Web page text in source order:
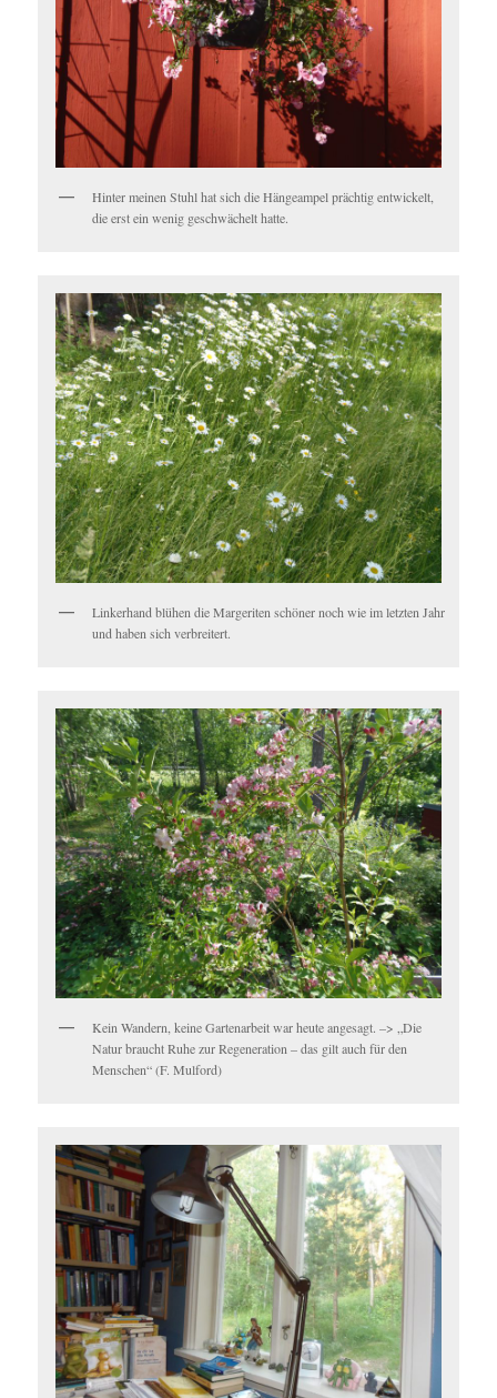
Hinter meinen Stuhl hat sich die Hängeampel prächtig entwickelt,
die erst ein wenig geschwächelt hatte.
Linkerhand blühen die Margeriten schöner noch wie im letzten Jahr
und haben sich verbreitert.
Kein Wandern, keine Gartenarbeit war heute angesagt. –> „Die
Natur braucht Ruhe zur Regeneration – das gilt auch für den
Menschen“ (F. Mulford)